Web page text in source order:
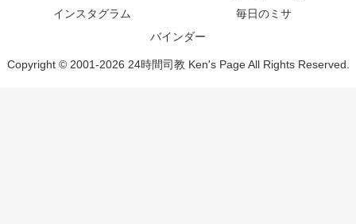
インスタグラム
毎日のミサ
バインダー
Copyright © 2001-2026 24時間司教 Ken's Page All Rights Reserved.